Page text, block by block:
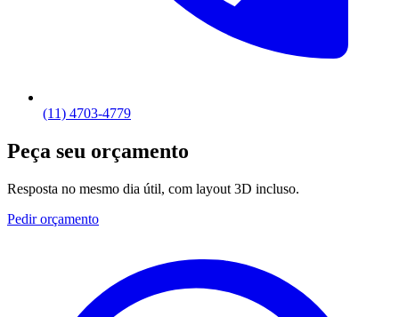
(11) 4703-4779
Peça seu orçamento
Resposta no mesmo dia útil, com layout 3D incluso.
Pedir orçamento